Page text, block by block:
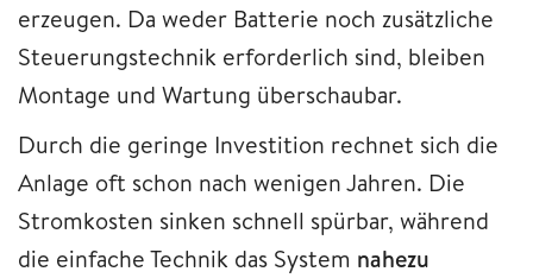
erzeugen. Da weder Batterie noch zusätzliche
Steuerungstechnik erforderlich sind, bleiben
Montage und Wartung überschaubar.
Durch die geringe Investition rechnet sich die
Anlage oft schon nach wenigen Jahren. Die
Stromkosten sinken schnell spürbar, während
die einfache Technik das System nahezu